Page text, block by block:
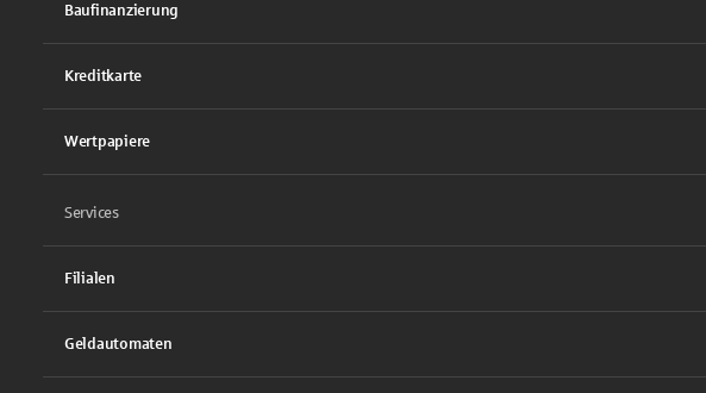
Baufinanzierung
Kreditkarte
Wertpapiere
Services
Filialen
Geldautomaten